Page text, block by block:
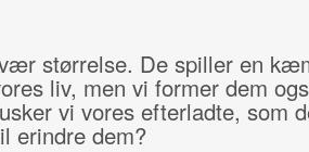
størrelse. De spiller en
liv, men vi former dem
vi vores efterladte, som
erindre dem?